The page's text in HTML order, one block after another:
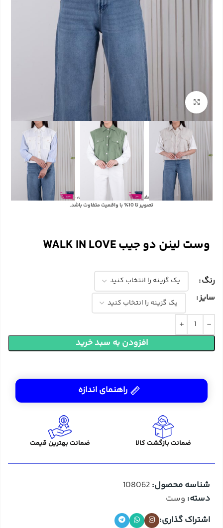
بزرگنمایی تصویر
با توجه به تفاوت رنگ‌ها در صفحه نمایش دستگاه‌های مختلف، ممکن است رنگ محصولات در
تصویر تا 10٪ با واقعیت متفاوت باشد.
وست لینن دو جیب WALK IN LOVE
رنگ
سایز
افزودن به سبد خرید
راهنمای اندازه
ضمانت بازگشت کالا ضمانت بهترین قیمت
شناسه محصول:108062
دسته: وست
اشتراک گذاری: